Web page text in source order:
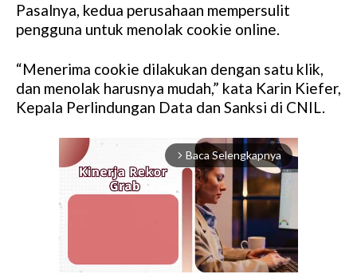
Pasalnya, kedua perusahaan mempersulit
pengguna untuk menolak cookie online.
“Menerima cookie dilakukan dengan satu klik,
dan menolak harusnya mudah,” kata Karin Kiefer,
Kepala Perlindungan Data dan Sanksi di CNIL.
arrow_forward_ios Baca Selengkapnya